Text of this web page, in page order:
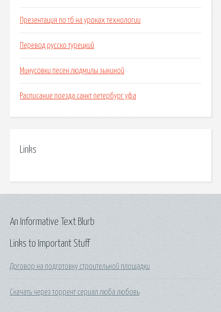
Презентация по тб на уроках технологии
Перевод русско турецкий
Минусовки песен людмилы зыкиной
Расписание поезда санкт петербург уфа
Links
Links to Important Stuff
Договор на подготовку строительной площадки
Скачать через торрент сериал люба любовь
An Informative Text Blurb